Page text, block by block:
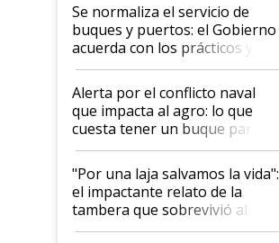
Se normaliza el servicio de
buques y puertos: el Gobierno
acuerda con los prácticos y
suspende el decreto de
desregulación
Alerta por el conflicto naval
que impacta al agro: lo que
cuesta tener un buque parado
y el peligro de que Argentina
pase a ser "país sucio"
"Por una laja salvamos la vida":
el impactante relato de la
tambera que sobrevivió al
tornado